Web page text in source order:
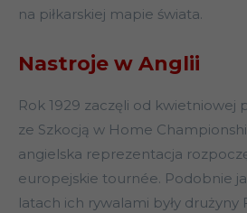
na piłkarskiej mapie świata.
Nastroje w Anglii
Rok 1929 zaczęli od kwietniowej
ze Szkocją w Home
angielska reprezentacja
europejskie tournée. Podobnie
latach ich rywalami były drużyny